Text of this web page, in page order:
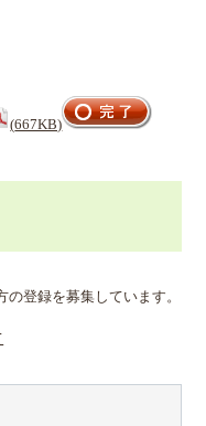
(667KB)
登録を募集しています。